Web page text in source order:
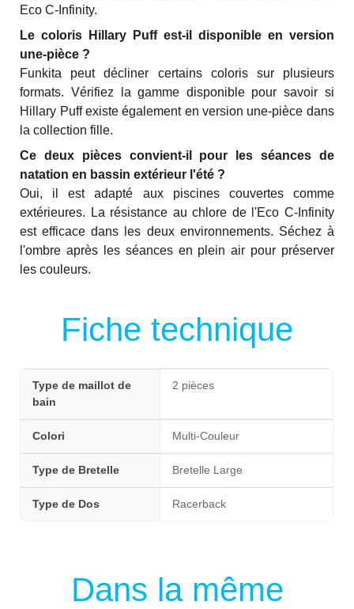
Eco C-Infinity.
Le coloris Hillary Puff est-il disponible en version
une-pièce ?
Funkita peut décliner certains coloris sur plusieurs
formats. Vérifiez la gamme disponible pour savoir si
Hillary Puff existe également en version une-pièce dans
la collection fille.
Ce deux pièces convient-il pour les séances de
natation en bassin extérieur l'été ?
Oui, il est adapté aux piscines couvertes comme
extérieures. La résistance au chlore de l'Eco C-Infinity
est efficace dans les deux environnements. Séchez à
l'ombre après les séances en plein air pour préserver
les couleurs.
Fiche technique
Type de maillot de
bain
2 pièces
Colori Multi-Couleur
Type de Bretelle Bretelle Large
Type de Dos Racerback
Dans la même